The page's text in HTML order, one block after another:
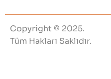
Copyright © 2025.
Tüm Hakları Saklıdır.